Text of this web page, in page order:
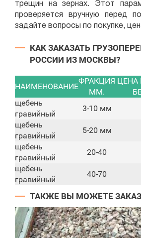
трещин на зернах. Этот
проверяется вручную перед
задайте вопросы по покупке,
КАК ЗАКАЗАТЬ
РОССИИ ИЗ МОСКВЫ?
НАИМЕНОВАНИЕ
ФРАКЦИЯ
ММ.
ЦЕНА
щебень
гравийный
3-10 мм
щебень
гравийный
5-20 мм
щебень
гравийный
20-40
щебень
гравийный
40-70
ТАКЖЕ ВЫ МОЖЕТЕ